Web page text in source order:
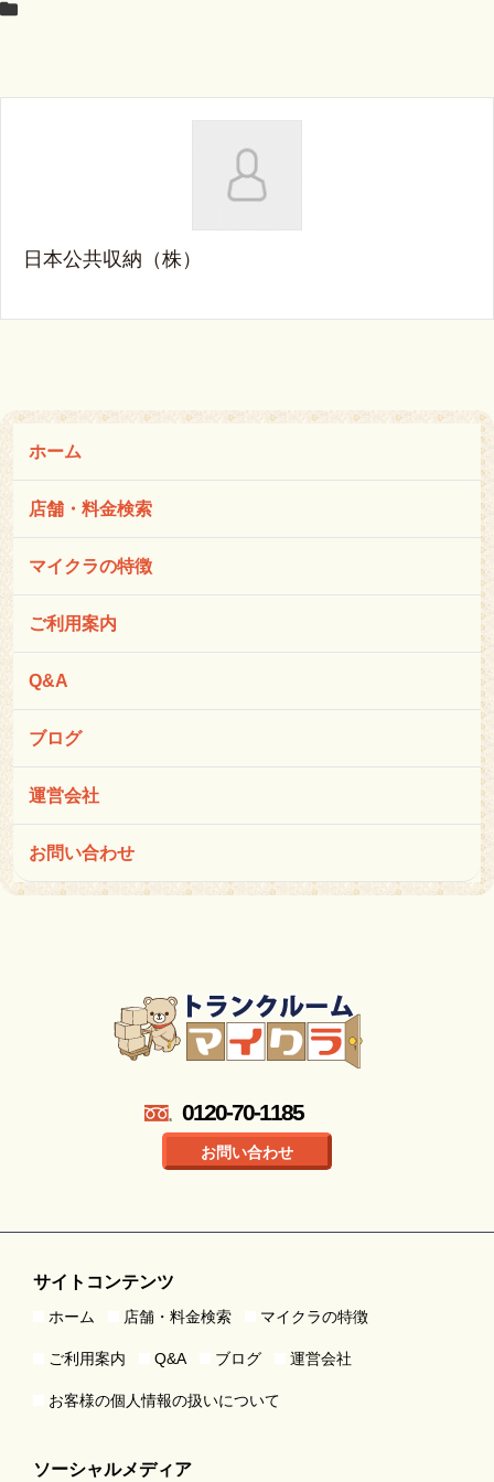
日本公共収納（株）
ホーム
店舗・料金検索
マイクラの特徴
ご利用案内
Q&A
ブログ
運営会社
お問い合わせ
0120-70-1185
お問い合わせ
サイトコンテンツ
ホーム 店舗・料金検索 マイクラの特徴
ご利用案内 Q&A ブログ 運営会社
お客様の個人情報の扱いについて
ソーシャルメディア